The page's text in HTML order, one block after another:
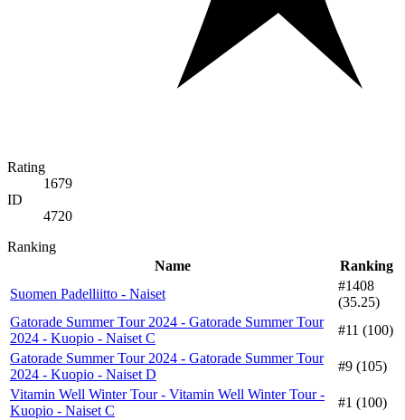
Rating
1679
ID
4720
Ranking
Name
Ranking
Suomen Padelliitto - Naiset
#1408
(35.25)
Gatorade Summer Tour 2024 - Gatorade Summer Tour
2024 - Kuopio - Naiset C
#11 (100)
Gatorade Summer Tour 2024 - Gatorade Summer Tour
2024 - Kuopio - Naiset D
#9 (105)
Vitamin Well Winter Tour - Vitamin Well Winter Tour -
Kuopio - Naiset C
#1 (100)